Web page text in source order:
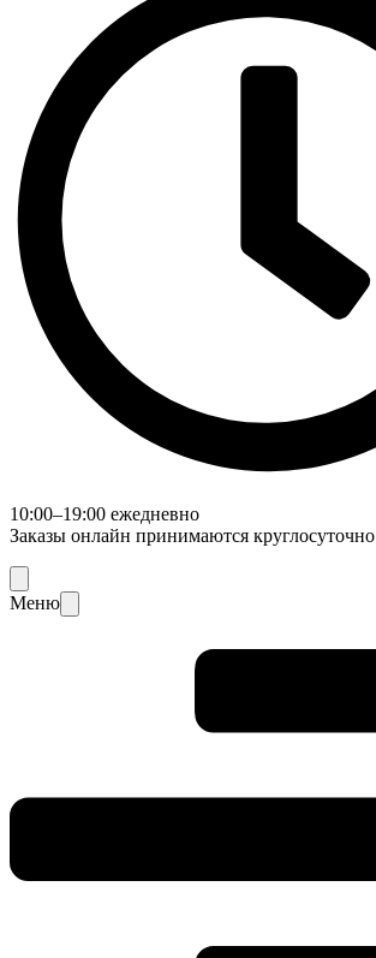
10:00–19:00 ежедневно
Заказы онлайн принимаются круглосуточно
Меню